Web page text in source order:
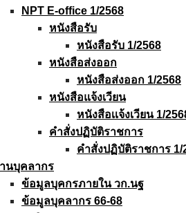
NPT E-office 1/2568
หนังสือรับ
หนังสือรับ 1/2568
หนังสือส่งออก
หนังสือส่งออก 1/2568
หนังสือแจ้งเวียน
หนังสือเเจ้งเวียน 1/
คำสั่งปฏิบัติราชการ
คำสั่งปฏิบัติราชการ 1/
นบุคลากร
ข้อมูลบุคกรภายใน วก.นฐ
ข้อมูลบุคลากร 66-68